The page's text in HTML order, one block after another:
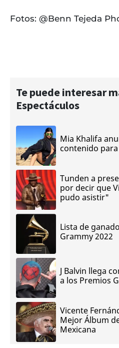
Fotos: @Benn Tejeda
Te puede interesar
Espectáculos
Mia Khalifa
contenido
Tunden a
por decir que
pudo asistir"
Lista de
Grammy 2022
J Balvin llega
a los Premios
Vicente
Mejor Álbum
Mexicana